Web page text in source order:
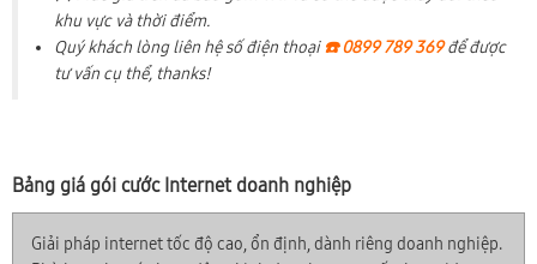
khu vực và thời điểm.
Quý khách lòng liên hệ số điện thoại☎️ 0899 789 369để được
tư vấn cụ thể, thanks!
Bảng giá gói cước Internet doanh nghiệp
Giải pháp internet tốc độ cao, ổn định, dành riêng doanh nghiệp.